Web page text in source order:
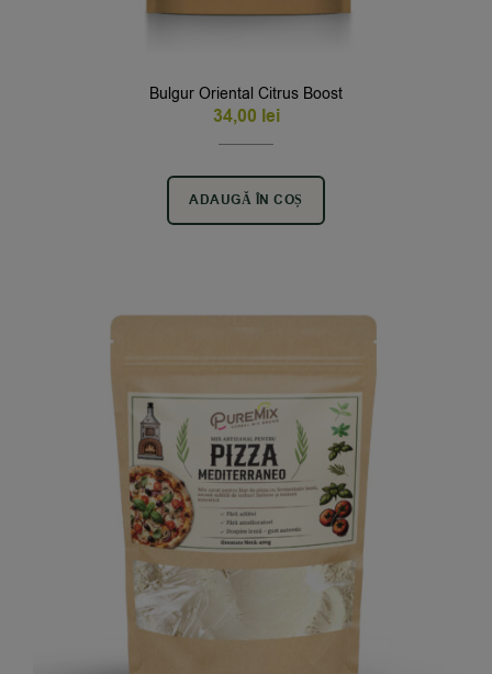
Bulgur Oriental Citrus Boost
34,00 lei
ADAUGĂ ÎN COȘ